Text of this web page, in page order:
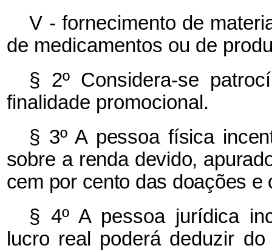
V - fornecimento de
de medicamentos ou de
§ 2º Considera-se
finalidade promocional.
§ 3º A pessoa física
sobre a renda devido,
cem por cento das doações
§ 4º A pessoa jurídica
lucro real poderá deduzir